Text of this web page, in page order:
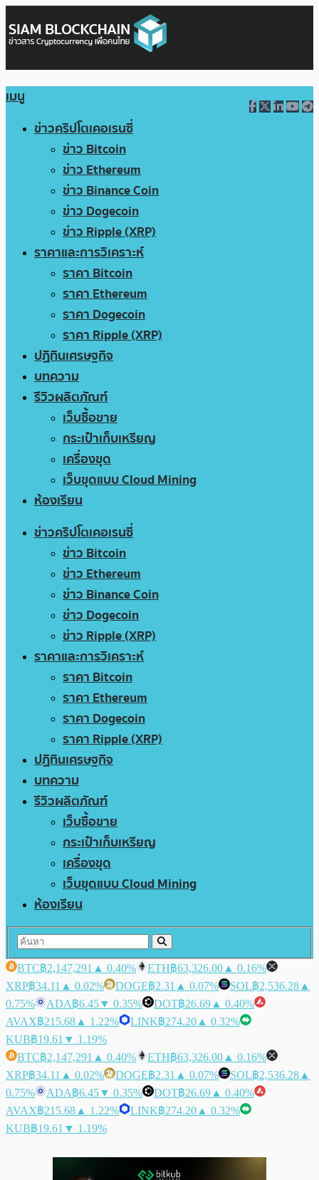
เมนู
ข่าวคริปโตเคอเรนซี่
ข่าว Bitcoin
ข่าว Ethereum
ข่าว Binance Coin
ข่าว Dogecoin
ข่าว Ripple (XRP)
ราคาและการวิเคราะห์
ราคา Bitcoin
ราคา Ethereum
ราคา Dogecoin
ราคา Ripple (XRP)
ปฏิทินเศรษฐกิจ
บทความ
รีวิวผลิตภัณฑ์
เว็บซื้อขาย
กระเป๋าเก็บเหรียญ
เครื่องขุด
เว็บขุดแบบ Cloud Mining
ห้องเรียน
ข่าวคริปโตเคอเรนซี่
ข่าว Bitcoin
ข่าว Ethereum
ข่าว Binance Coin
ข่าว Dogecoin
ข่าว Ripple (XRP)
ราคาและการวิเคราะห์
ราคา Bitcoin
ราคา Ethereum
ราคา Dogecoin
ราคา Ripple (XRP)
ปฏิทินเศรษฐกิจ
บทความ
รีวิวผลิตภัณฑ์
เว็บซื้อขาย
กระเป๋าเก็บเหรียญ
เครื่องขุด
เว็บขุดแบบ Cloud Mining
ห้องเรียน
BTC฿2,147,291 ▲ 0.40% ETH฿63,326.00 ▲ 0.16%
XRP฿34.11 ▲ 0.02% DOGE฿2.31 ▲ 0.07% SOL฿2,536.28 ▲
0.75%
ADA฿6.45▼ 0.35% DOT฿26.69 ▲ 0.40%
AVAX฿215.68 ▲ 1.22% LINK฿274.20 ▲ 0.32%
KUB฿19.61 ▼ 1.19%
BTC฿2,147,291 ▲ 0.40% ETH฿63,326.00 ▲ 0.16%
XRP฿34.11 ▲ 0.02% DOGE฿2.31 ▲ 0.07% SOL฿2,536.28 ▲
0.75%
ADA฿6.45▼ 0.35% DOT฿26.69 ▲ 0.40%
AVAX฿215.68 ▲ 1.22% LINK฿274.20 ▲ 0.32%
KUB฿19.61 ▼ 1.19%